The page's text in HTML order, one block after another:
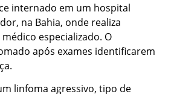
internado em um hospital
na Bahia, onde realiza
especializado. O
após exames identificarem
linfoma agressivo, tipo de